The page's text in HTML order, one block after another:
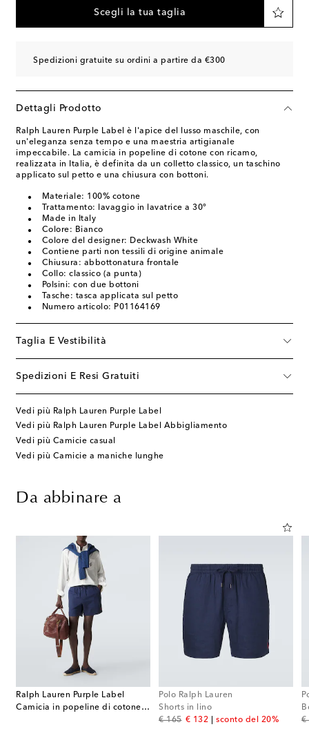
Scegli la tua taglia
Spedizioni gratuite su ordini a partire da €300
Dettagli Prodotto
Ralph Lauren Purple Label è l'apice del lusso maschile, con
un'eleganza senza tempo e una maestria artigianale
impeccabile. La camicia in popeline di cotone con ricamo,
realizzata in Italia, è definita da un colletto classico, un taschino
applicato sul petto e una chiusura con bottoni.
Materiale: 100% cotone
Trattamento: lavaggio in lavatrice a 30°
Made in Italy
Colore: Bianco
Colore del designer: Deckwash White
Contiene parti non tessili di origine animale
Chiusura: abbottonatura frontale
Collo: classico (a punta)
Polsini: con due bottoni
Tasche: tasca applicata sul petto
Numero articolo: P01164169
Taglia E Vestibilità
Spedizioni E Resi Gratuiti
Vedi più Ralph Lauren Purple Label
Vedi più Ralph Lauren Purple Label Abbigliamento
Vedi più Camicie casual
Vedi più Camicie a maniche lunghe
Da abbinare a
Ralph Lauren Purple Label
Camicia in popeline di cotone con ricamo
Polo Ralph Lauren
Shorts in lino
€ 165
original price
€ 132
discount pricesconto del 20% €